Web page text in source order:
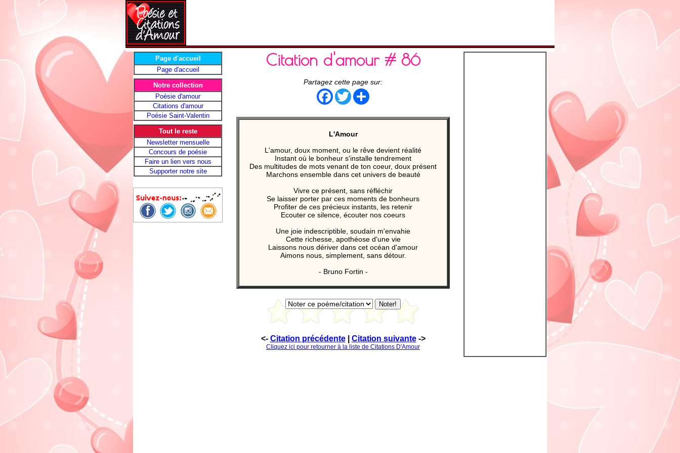
Page d'accueil
Page d'accueil
Notre collection
Poésie d'amour
Citations d'amour
Poésie Saint-Valentin
Tout le reste
Newsletter mensuelle
Concours de poésie
Faire un lien vers nous
Supporter notre site
Citation d'amour # 86
Partagez cette page sur:
FacebookTwitter
L'Amour
L'amour, doux moment, ou le rêve devient réalité
Instant où le bonheur s'installe tendrement
Des multitudes de mots venant de ton coeur, doux présent
Marchons ensemble dans cet univers de beauté
Vivre ce présent, sans réfléchir
Se laisser porter par ces moments de bonheurs
Profiter de ces précieux instants, les retenir
Ecouter ce silence, écouter nos coeurs
Une joie indescriptible, soudain m'envahie
Cette richesse, apothéose d'une vie
Laissons nous dériver dans cet océan d'amour
Aimons nous, simplement, sans détour.
- Bruno Fortin -
<- Citation précédente| Citation suivante->
Cliquez ici pour retourner à la liste de Citations D'Amour